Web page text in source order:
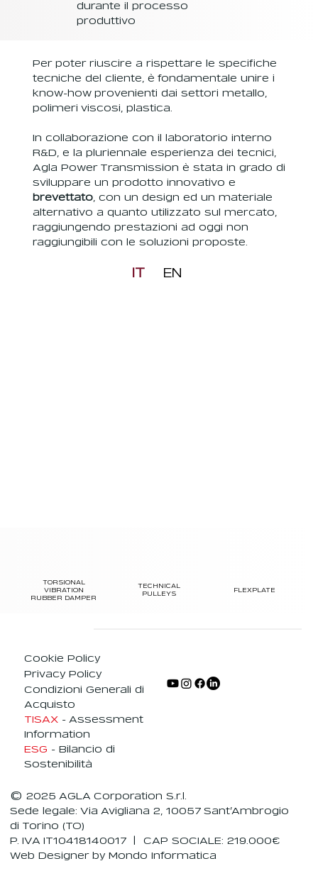
durante il processo
produttivo
Per poter riuscire a rispettare le specifiche
tecniche del cliente, è fondamentale unire i
know-how provenienti dai settori metallo,
polimeri viscosi, plastica.
In collaborazione con il laboratorio interno
R&D, e la pluriennale esperienza dei tecnici,
Agla Power Transmission è stata in grado di
sviluppare un prodotto innovativo e
brevettato, con un design ed un materiale
alternativo a quanto utilizzato sul mercato,
raggiungendo prestazioni ad oggi non
raggiungibili con le soluzioni proposte.
IT EN
TORSIONAL
VIBRATION
RUBBER DAMPER
TECHNICAL
PULLEYS
FLEXPLATE
© 2025 AGLA Corporation S.r.l.
Sede legale: Via Avigliana 2, 10057 Sant’Ambrogio
di Torino (TO)
P. IVA IT10418140017 | CAP SOCIALE: 219.000€
Web Designerby Mondo Informatica
Cookie Policy
Condizioni Generali di
Acquisto
TISAX - Assessment
Information
Privacy Policy
ESG - Bilancio di
Sostenibilità